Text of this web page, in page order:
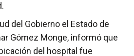
del Gobierno el Estado de
Gómez Monge, informó que
del hospital fue